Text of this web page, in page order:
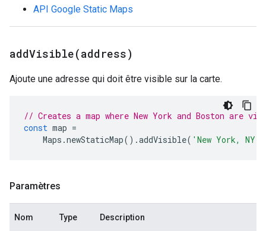
API Google Static Maps
addVisible(address)
Ajoute une adresse qui doit être visible sur la carte.
// Creates a map where New York and Boston are
const map =
Maps .newStaticMap().addVisible( 'New York, NY'
Paramètres
Nom Type Description